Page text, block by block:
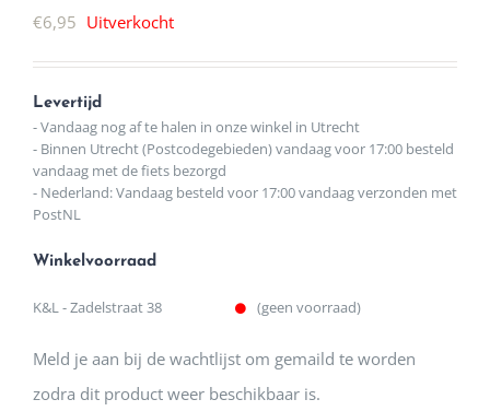
€6,95 Uitverkocht
Levertijd
- Vandaag nog af te halen in onze winkel in Utrecht
- Binnen Utrecht (Postcodegebieden) vandaag voor 17:00 besteld
vandaag met de fiets bezorgd
- Nederland: Vandaag besteld voor 17:00 vandaag verzonden met
PostNL
Winkelvoorraad
K&L - Zadelstraat 38 (geen voorraad)
Meld je aan bij de wachtlijst om gemaild te worden
zodra dit product weer beschikbaar is.